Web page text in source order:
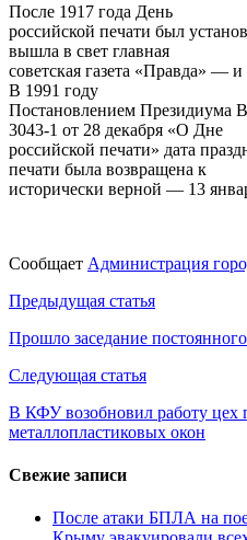
После 1917 года День
российской печати был
вышла в свет главная
советская газета «Правда» —
В 1991 году
Постановлением
3043-1 от 28 декабря «О Дне
российской печати» дата
печати была возвращена к
исторически верной — 13
Сообщает Администрация
Навигация
по
записям
Предыдущая статья
Прошло заседание
Следующая статья
В КФУ возобновил работу цех
металлопластиковых окон
Свежие записи
После атаки БПЛА на